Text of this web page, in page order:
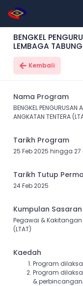
BENGKEL
LEMBAGA
Kembali
Nama Program
BENGKEL
ANGKATAN TENTERA
Tarikh Program
25 Feb 2025 hingga 27
Tarikh Tutup
24 Feb 2025
Kumpulan Sasaran
Pegawai &
(LTAT)
Kaedah
Program
Program
& perbincangan;